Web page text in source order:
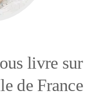
livre sur
de France